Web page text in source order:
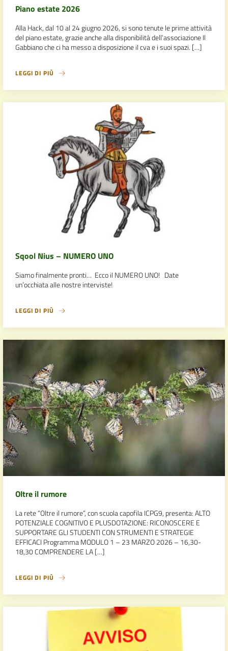
Piano estate 2026
Alla Hack, dal 10 al 24 giugno 2026, si sono tenute le prime attività
del piano estate, grazie anche alla disponibilità dell’associazione Il
Gabbiano che ci ha messo a disposizione il cva e i suoi spazi. […]
LEGGI DI PIÙ
Sqool Nius – NUMERO UNO
Siamo finalmente pronti… Ecco il NUMERO UNO! Date
un’occhiata alle nostre interviste!
LEGGI DI PIÙ
Oltre il rumore
La rete “Oltre il rumore”, con scuola capofila ICPG9, presenta: ALTO
POTENZIALE COGNITIVO E PLUSDOTAZIONE: RICONOSCERE E
SUPPORTARE GLI STUDENTI CON STRUMENTI E STRATEGIE
EFFICACI Programma MODULO 1 – 23 MARZO 2026 – 16,30-
18,30 COMPRENDERE LA […]
LEGGI DI PIÙ